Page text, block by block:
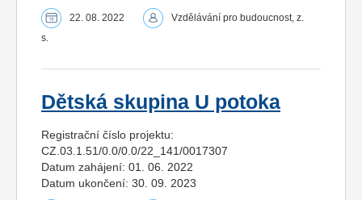
22. 08. 2022
Vzdělávání pro budoucnost, z.
s.
Dětská skupina U potoka
Registrační číslo projektu:
CZ.03.1.51/0.0/0.0/22_141/0017307
Datum zahájení: 01. 06. 2022
Datum ukončení: 30. 09. 2023